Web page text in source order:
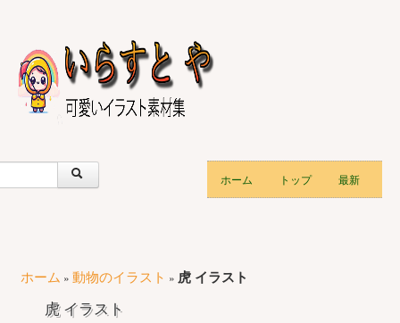
ホーム トップ 最新
ホーム » 動物のイラスト » 虎 イラスト
虎 イラスト